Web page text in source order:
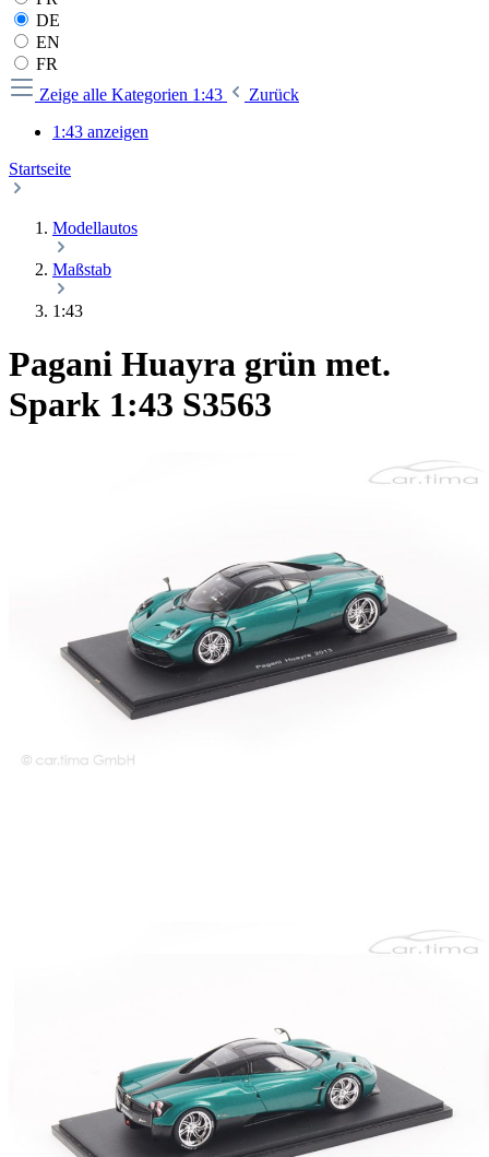
DE
EN
FR
Zeige alle Kategorien 1:43
Zurück
1:43 anzeigen
Startseite
Modellautos
Maßstab
1:43
Pagani Huayra grün met.
Spark 1:43 S3563